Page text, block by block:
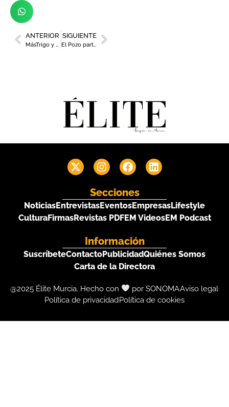
ANTERIOR
MásTrigo y el Club Murcia Gourmet estrechan lazos de la mano del chef Nazario Cano de Odiseo
SIGUIENTE
El Pozo participa en una nueva edición de ‘Restaurantes contra el Hambre’
Secciones
NoticiasEntrevistasEventosEmpresasLifestyle
CulturaFirmasRevistas PDFEM VideosEM Podcast
Información
SuscríbeteContactoPublicidadQuiénes Somos
Carta de la Directora
@2025 Élite Murcia. Hecho con por SONOMAAviso legal
Política de privacidadPolítica de cookies